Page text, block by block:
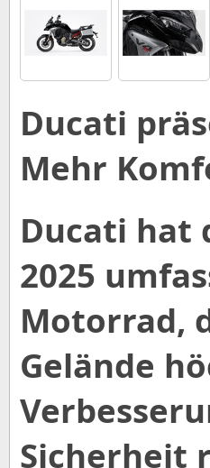
Ducati
Mehr
Ducati hat
2025
Motorrad,
Gelände
Sicherheit